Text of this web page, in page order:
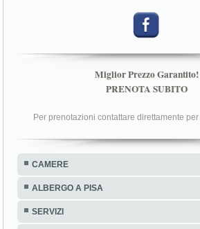
Miglior Prezzo Garantito!
PRENOTA SUBITO
Per prenotazioni contattare direttamente per
CAMERE
ALBERGO A PISA
SERVIZI